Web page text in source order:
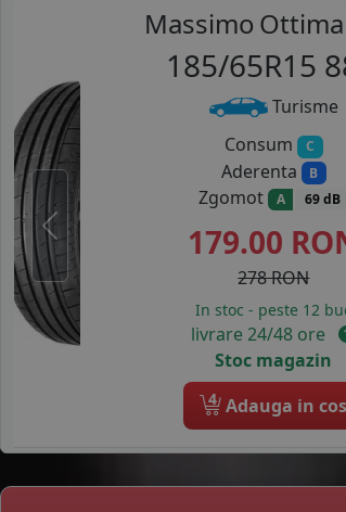
Massimo
185/65R15
Turisme
Consum C
Aderenta B
Zgomot A 69 dB
179.00
278 RON
In stoc - peste 12
livrare 24/48 ore
Stoc magazin
4 Adauga in cos
Previous